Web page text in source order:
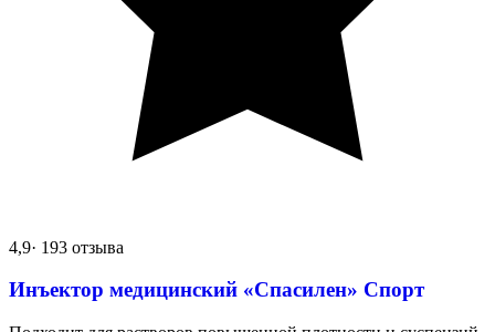
4,9· 193 отзыва
Инъектор медицинский «Спасилен» Спорт